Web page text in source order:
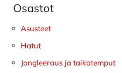
Ensisijainen
sivupalkki
Osastot
Asusteet
Hatut
Jongleeraus ja taikatemput